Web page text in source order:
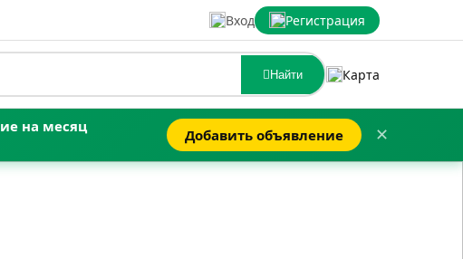
Вход Регистрация
Найти Карта
на месяц
Добавить объявление ✕